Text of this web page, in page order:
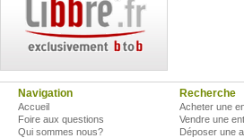
Navigation
Accueil
Foire aux questions
Qui sommes nous?
Recherche
Acheter une
Vendre une
Déposer une